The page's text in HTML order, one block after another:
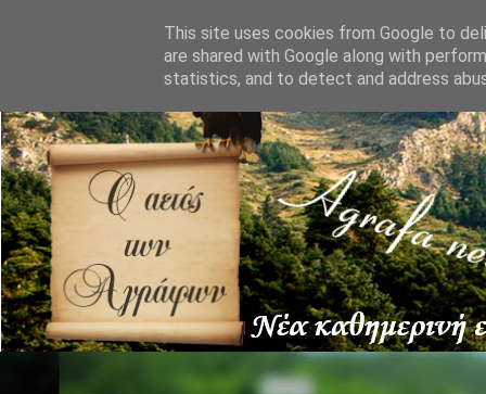
This site uses cookies from Google to
are shared with Google along with
statistics, and to detect and address